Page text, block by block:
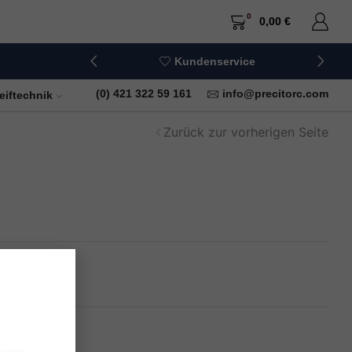
0 0,00 €
Kundenservice
+49 (0) 421 322 59 161 info@precitorc.com
Zurück zur vorherigen Seite